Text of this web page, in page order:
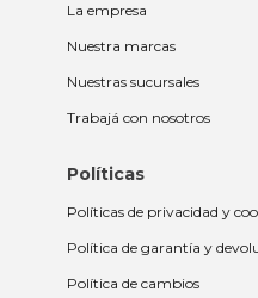
La empresa
Nuestra marcas
Nuestras sucursales
Trabajá con nosotros
Políticas
Políticas de privacidad y
Política de garantía y
Política de cambios